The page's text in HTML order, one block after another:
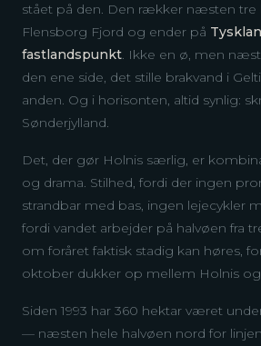
stået på den. Den rækker næsten tre
Flensborg Fjord og ender på
fastlandspunkt. Ikke en ø, men
den ene side, det stille brakvand i
anden. Og i horisonten, altid synlig:
Sønderjylland.
Det, der gør Holnis særlig, er
og drama. Stilhed, fordi der ingen
strandbar med bas, ingen lejecykler
fordi vandet arbejder på halvøen fra
om foråret faktisk stadig kan høres,
oktober dukker op mellem Holnis og
Siden 1993 har 360 hektar været
— næsten hele halvøen nord for